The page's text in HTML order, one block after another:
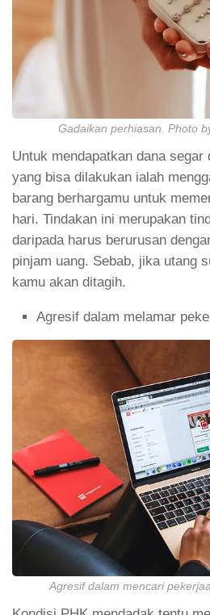
Gadaikan perhiasan. Photo
Untuk mendapatkan dana
yang bisa dilakukan ialah
barang berhargamu untuk
hari. Tindakan ini merupakan
daripada harus berurusan
pinjam uang. Sebab, jika utang
kamu akan ditagih.
Agresif dalam melamar
Agresif dalam mencari